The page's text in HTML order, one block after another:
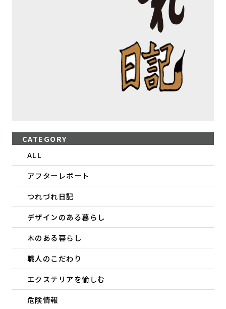
CATEGORY
ALL
アフターレポート
つれづれ日記
デザインのある暮らし
木のある暮らし
職人のこだわり
エクステリアを愉しむ
危険情報